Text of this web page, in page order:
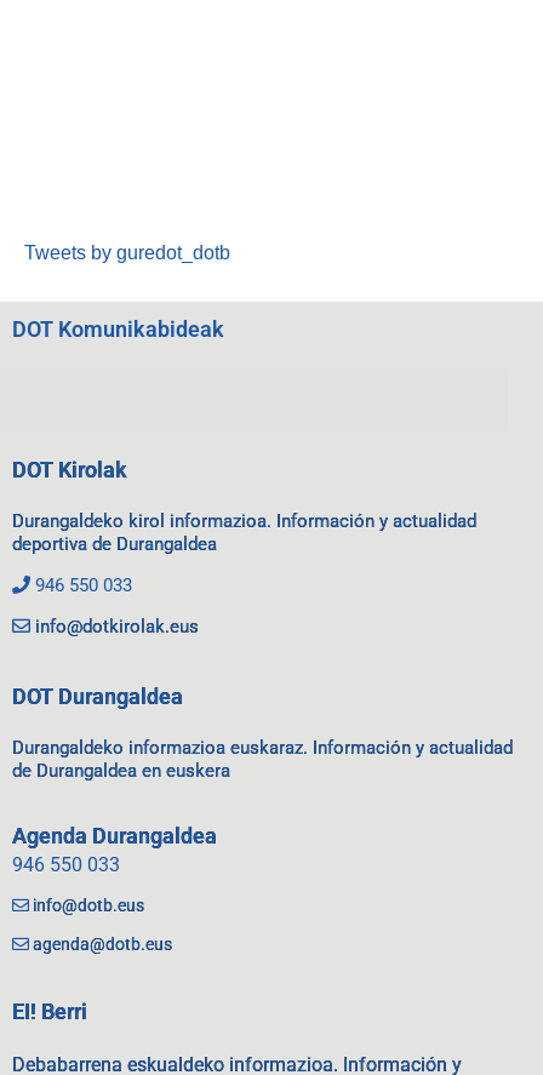
Tweets by guredot_dotb
DOT Komunikabideak
DOT Kirolak
Durangaldeko kirol informazioa. Información y actualidad
deportiva de Durangaldea
946 550 033
info@dotkirolak.eus
DOT Durangaldea
Durangaldeko informazioa euskaraz. Información y actualidad
de Durangaldea en euskera
Agenda Durangaldea
946 550 033
info@dotb.eus
agenda@dotb.eus
EI! Berri
Debabarrena eskualdeko informazioa. Información y